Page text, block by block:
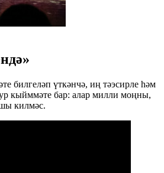
билгеләп үткәнчә, иң тәэсирле һәм
кыйммәте бар: алар милли моңны,
килмәс.